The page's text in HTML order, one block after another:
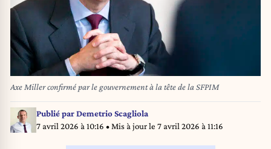
Axe Miller confirmé par le gouvernement à la tête de la SFPIM
Publié parDemetrio Scagliola
7 avril 2026 à 10:16 • Mis à jour le 7 avril 2026 à 11:16